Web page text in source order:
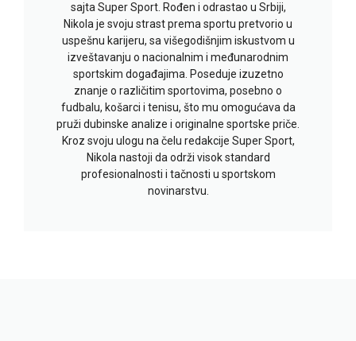
sajta Super Sport. Rođen i odrastao u Srbiji,
Nikola je svoju strast prema sportu pretvorio u
uspešnu karijeru, sa višegodišnjim iskustvom u
izveštavanju o nacionalnim i međunarodnim
sportskim događajima. Poseduje izuzetno
znanje o različitim sportovima, posebno o
fudbalu, košarci i tenisu, što mu omogućava da
pruži dubinske analize i originalne sportske priče.
Kroz svoju ulogu na čelu redakcije Super Sport,
Nikola nastoji da održi visok standard
profesionalnosti i tačnosti u sportskom
novinarstvu.